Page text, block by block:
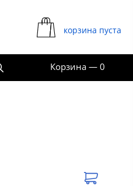
корзина пуста
Корзина — 0